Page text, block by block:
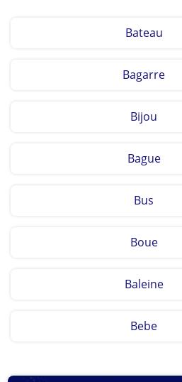
Bateau
Bagarre
Bijou
Bague
Bus
Boue
Baleine
Bebe